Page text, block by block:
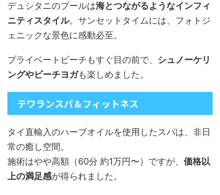
デュシタニのプールは海とつながるようなインフィ
ニティスタイル。サンセットタイムには、フォトジ
ェニックな景色に感動必至。
プライベートビーチもすぐ目の前で、 シュノーケリ
ングやビーチヨガも楽しめました。
テワランスパ＆フィットネス
タイ直輸入のハーブオイルを使用したスパは、非日
常の癒し空間。
施術はやや高額（60分 約1万円〜）ですが、 価格以
上の満足感が得られました。